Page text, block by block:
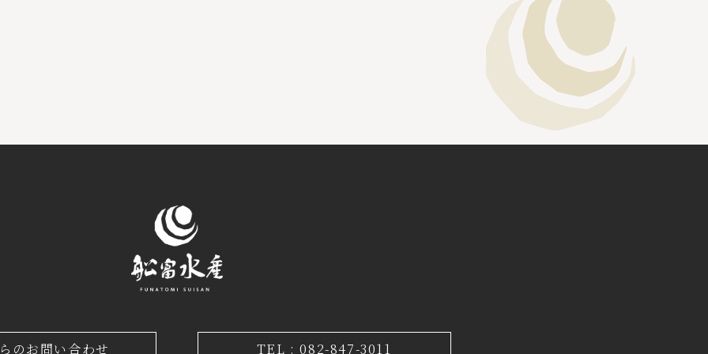
のお問い合わせ TEL : 082-847-3011